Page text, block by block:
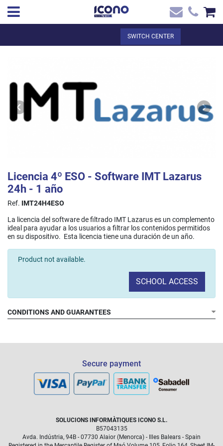
SEE THE BASKET
EN ✖
SWITCH CENTER
Licencia 4º ESO - Software IMT Lazarus
24h - 1 año
Ref. IMT24H4ESO
La licencia del software de filtrado IMT Lazarus es un complemento
ideal para ayudar a los usuarios a filtrar los contenidos permitidos
en su dispositivo. Esta licencia tiene una duración de un año.
Product not available.
SCHOOL ACCESS
CONDITIONS AND GUARANTEES
Secure payment
SOLUCIONS INFORMÀTIQUES ICONO S.L.
B57043135
Avda. Indústria, 94B - 07730 Alaior (Menorca) - Illes Balears - Spain